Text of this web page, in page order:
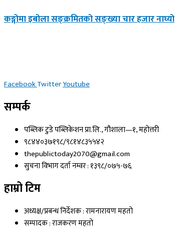
कङ्गोमा इबोला सङ्क्रमितको सङ्ख्या चार हजार नाघ्यो
FacebookTwitterYoutube
सम्पर्क
पब्लिक टुडे पब्लिकेशन प्रा.लि., गौशाला—१, महोत्तरी
९८४४०३७१९८/९८१४८३५५४२
thepublictoday2070@gmail.com
सुचना विभाग दर्ता नम्वर : १३९८/०७५-७६
हाम्रो टिम
अध्यक्ष/प्रबन्ध निर्देशक : रामनारायण महतो
सम्पादक : राजकरण महतो